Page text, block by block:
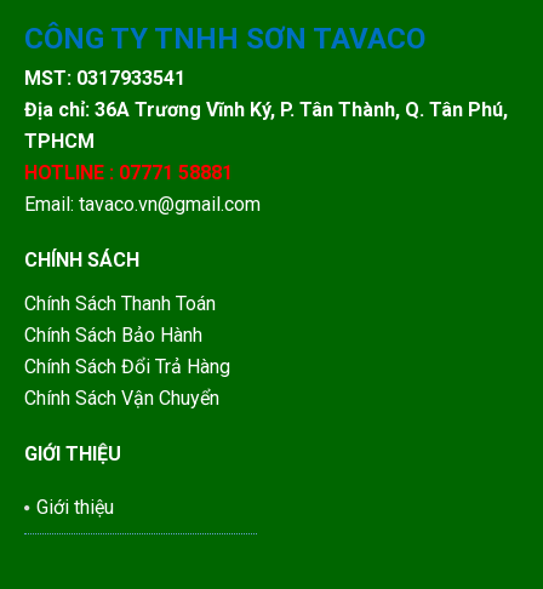
CÔNG TY TNHH SƠN TAVACO
MST: 0317933541
Địa chỉ: 36A Trương Vĩnh Ký, P. Tân Thành, Q. Tân Phú,
TPHCM
HOTLINE : 07771 58881
Email: tavaco.vn@gmail.com
CHÍNH SÁCH
Chính Sách Thanh Toán
Chính Sách Bảo Hành
Chính Sách Đổi Trả Hàng
Chính Sách Vận Chuyển
GIỚI THIỆU
Giới thiệu